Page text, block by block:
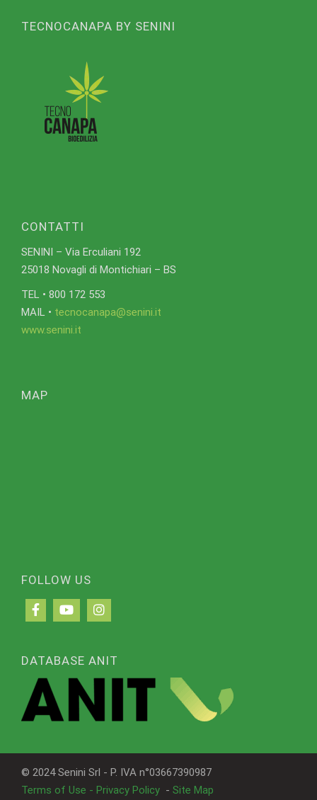
TECNOCANAPA BY SENINI
CONTATTI
SENINI – Via Erculiani 192
25018 Novagli di Montichiari – BS
TEL • 800 172 553
MAIL • tecnocanapa@senini.it
www.senini.it
MAP
FOLLOW US
DATABASE ANIT
© 2024 Senini Srl - P. IVA n°03667390987
Terms of Use - Privacy Policy - Site Map